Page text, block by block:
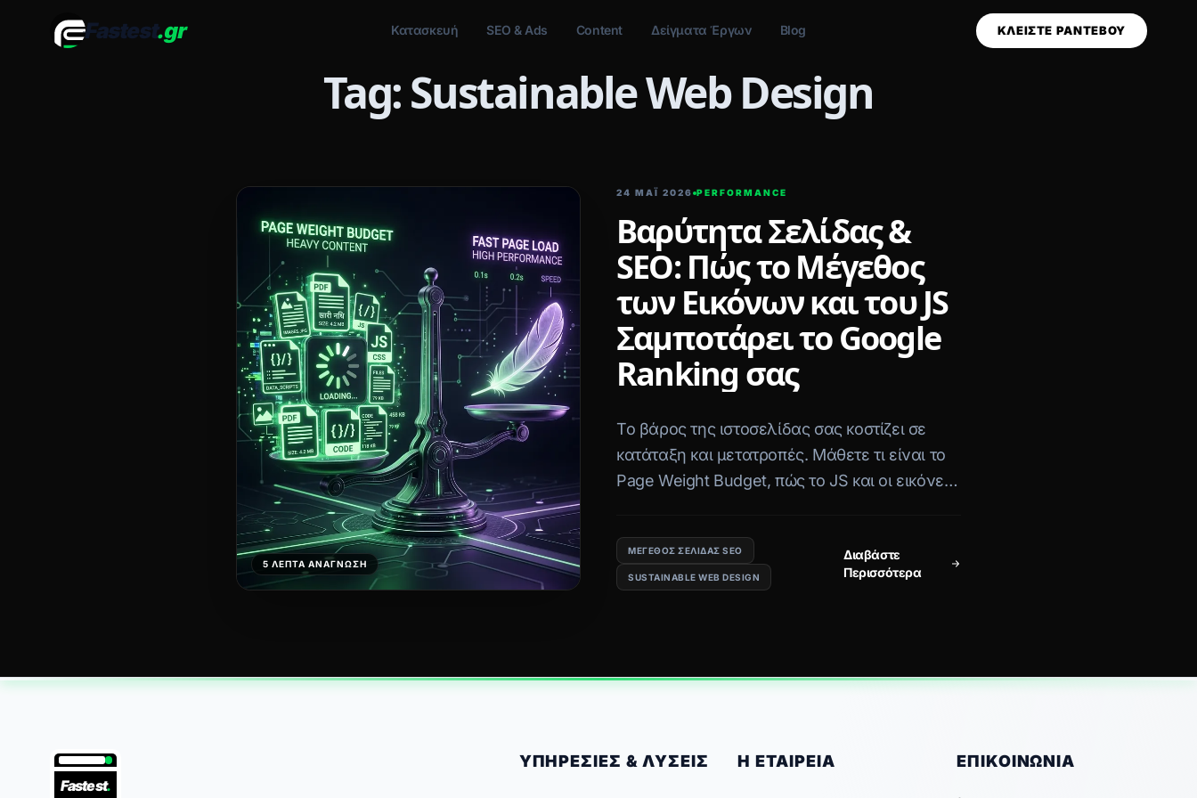
Fastest.gr Κατασκευή SEO & Ads Content Δείγματα Έργων Blog ΚΛΕΙΣΤΕ ΡΑΝΤΕΒΟΥ
Tag: Sustainable Web Design
5 ΛΕΠΤΆ ΑΝΆΓΝΩΣΗ
24 ΜΑΪ́ 2026 PERFORMANCE
Βαρύτητα Σελίδας &
SEO: Πώς το Μέγεθος
των Εικόνων και του JS
Σαμποτάρει το Google
Ranking σας
Το βάρος της ιστοσελίδας σας κοστίζει σε
κατάταξη και μετατροπές. Μάθετε τι είναι το
Page Weight Budget, πώς το JS και οι εικόνες
ΜΈΓΕΘΟΣ ΣΕΛΊΔΑΣ SEO
SUSTAINABLE WEB DESIGN
Διαβάστε
Περισσότερα
Fastest.
ΥΠΗΡΕΣΊΕΣ & ΛΎΣΕΙΣ Η ΕΤΑΙΡΕΊΑ ΕΠΙΚΟΙΝΩΝΊΑ